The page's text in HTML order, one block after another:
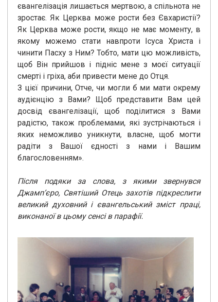
євангелізація лишається мертвою, а спільнота не
зростає. Як Церква може рости без Євхаристії?
Як Церква може рости, якщо не має моменту, в
якому можемо стати навпроти Ісуса Христа і
чинити Пасху з Ним? Тобто, мати цю можливість,
щоб Він прийшов і підніс мене з моєї ситуації
смерті і гріха, аби привести мене до Отця.
З цієї причини, Отче, чи могли б ми мати окрему
аудієнцію з Вами? Щоб представити Вам цей
досвід євангелізації, щоб поділитися з Вами
радістю, також проблемами, які зустрічаються і
яких неможливо уникнути, власне, щоб могти
радіти з Вашої єдності з нами і Вашим
благословенням».
Після подяки за слова, з якими звернувся
Джамп’єро, Святіший Отець захотів підкреслити
великий духовний і євангельський зміст праці,
виконаної в цьому сенсі в парафії.